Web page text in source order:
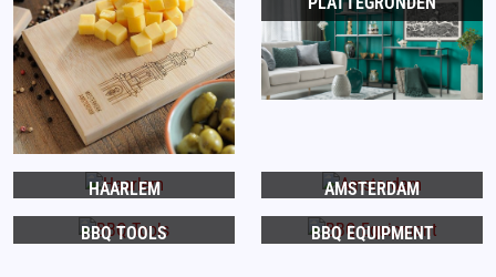
HAARLEM AMSTERDAM
BBQ TOOLS BBQ EQUIPMENT